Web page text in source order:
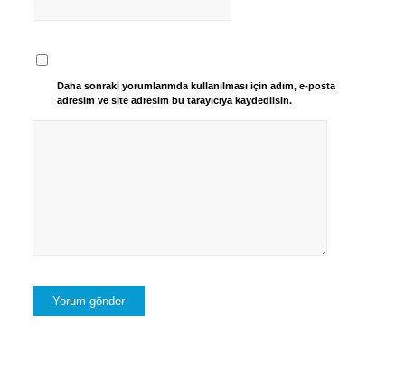
Daha sonraki yorumlarımda kullanılması için adım, e-posta
adresim ve site adresim bu tarayıcıya kaydedilsin.